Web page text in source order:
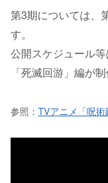
第3期については、
す。
公開スケジュール
「死滅回游」編が
参照： TVアニメ「呪術